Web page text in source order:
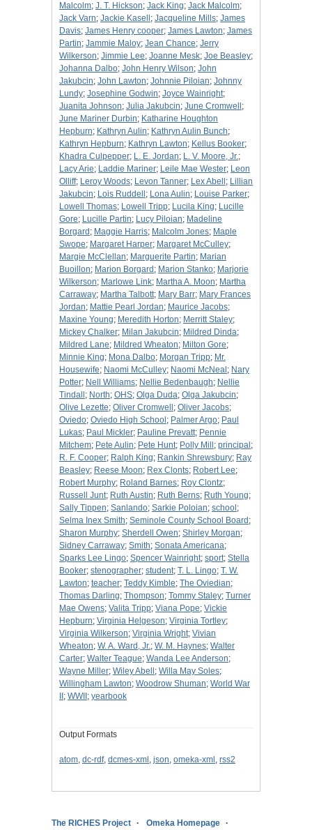
Malcolm; J. T. Hickson; Jack King; Jack Malcolm;
Jack Varn; Jackie Kasell ; Jacqueline Mills; James
Davis; James Henry cooper; James Lawton; James
Partin; Jammie Maloy; Jean Chance; Jerry
Wilkerson; Jimmie Lee; Joanne Mesk; Joe Beasley;
Johanna Dalbo; John Henry Wilson; John
Jakubcin; John Lawton; Johnnie Piloian; Johnny
Lundy; Josephine Godwin; Joyce Wainright;
Juanita Johnson; Julia Jakubcin; June Cromwell ;
June Mariner Durbin; Katharine Houghton
Hepburn; Kathryn Aulin; Kathryn Aulin Bunch;
Kathryn Hepburn; Kathryn Lawton; Kellus Booker;
Khadra Culpepper; L. E. Jordan; L. V. Moore, Jr.;
Lacy Arie; Laddie Mariner; Leile Mae Wester; Leon
Olliff; Leroy Woods; Levon Tanner; Lex Abell ; Lillian
Jakubcin; Lois Ruddell ; Lona Aulin; Louise Parker;
Lowell Thomas; Lowell Tripp; Lucila King; Lucille
Gore; Lucille Partin; Lucy Piloian; Madeline
Borgard ; Maggie Harris; Malcolm Jones; Maple
Swope; Margaret Harper; Margaret McCulley;
Margie McClellan; Marguerite Partin; Marian
Buoillon; Marion Borgard ; Marion Stanko; Marjorie
Wilkerson; Marlowe Link; Martha A. Moon; Martha
Carraway; Martha Talbott; Mary Barr; Mary Frances
Jordan; Mattie Pearl Jordan; Maurice Jacobs;
Maxine Young; Meredith Horton; Merritt Staley;
Mickey Chalker; Milan Jakubcin; Mildred Dinda;
Mildred Lane; Mildred Wheaton; Milton Gore;
Minnie King; Mona Dalbo; Morgan Tripp; Mr.
Housewife; Naomi McCulley; Naomi McNeal ; Nary
Potter; Nell Williams; Nellie Bedenbaugh; Nellie
Tindall ; North; OHS; Olga Duda; Olga Jakubcin;
Olive Lezette; Oliver Cromwell ; Oliver Jacobs;
Oviedo; Oviedo High School ; Palmer Argo; Paul
Lukas; Paul Mickler; Pauline Prevatt; Pennie
Mitchem; Pete Aulin; Pete Hunt; Polly Mill ; principal ;
R. F. Cooper; Ralph King; Rankin Shrewsbury; Ray
Beasley; Reese Moon; Rex Clonts; Robert Lee;
Robert Murphy; Roland Barnes; Roy Clontz;
Russell Junt; Ruth Austin; Ruth Berns; Ruth Young;
Sally Tippen; Sanlando; Sarkie Poloian; school ;
Selma Inex Smith; Seminole County School Board ;
Sharon Murphy; Sherdell Owen; Shirley Morgan;
Sidney Carraway; Smith; Sonata Americana;
Sparks Lee Lingo; Spencer Wainright; sport; Stella
Booker; stenographer; student; T. L. Lingo; T. W.
Lawton; teacher; Teddy Kimble; The Oviedian;
Thomas Darling; Thompson; Tommy Staley; Turner
Mae Owens; Valita Tripp; Viana Pope; Vickie
Hepburn; Virginia Helgeson; Virginia Tortley;
Virginia Wilkerson; Virginia Wright; Vivian
Wheaton; W. A. Ward, Jr.; W. M. Haynes; Walter
Carter; Walter Teague; Wanda Lee Anderson;
Wayne Miller; Wiley Abell ; Willa May Soles;
Willingham Lawton; Woodrow Shuman; World War
; WWII ; yearbook
Output Formats
atom, dc-rdf, dcmes-xml , json, omeka-xml , rss2
The RICHES Project Omeka Homepage